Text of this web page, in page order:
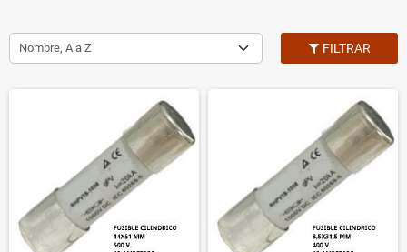
Nombre, A a Z FILTRAR